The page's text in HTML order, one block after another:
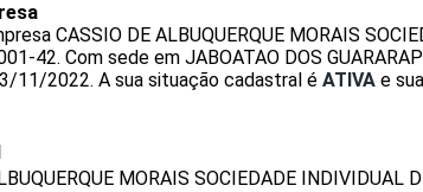
CASSIO DE ALBUQUERQUE MORAIS
42. Com sede em JABOATAO DOS
11/2022. A sua situação cadastral é ATIVA e
MORAIS SOCIEDADE INDIVIDUAL